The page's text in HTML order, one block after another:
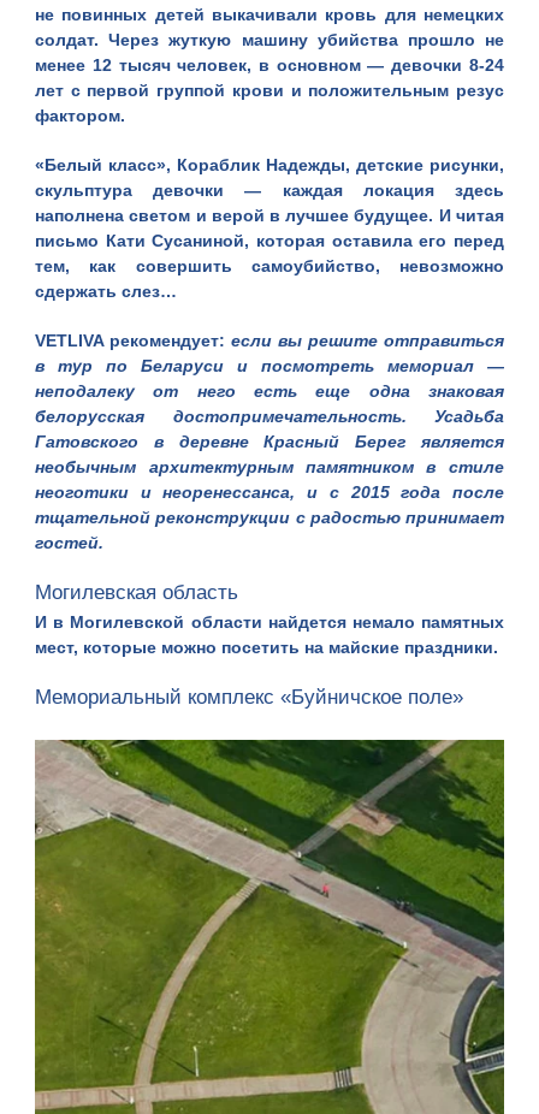
не повинных детей выкачивали кровь для немецких
солдат. Через жуткую машину убийства прошло не
менее 12 тысяч человек, в основном — девочки 8-24
лет с первой группой крови и положительным резус
фактором.
«Белый класс», Кораблик Надежды, детские рисунки,
скульптура девочки — каждая локация здесь
наполнена светом и верой в лучшее будущее. И читая
письмо Кати Сусаниной, которая оставила его перед
тем, как совершить самоубийство, невозможно
сдержать слез…
VETLIVA рекомендует:если вы решите отправиться
в тур по Беларуси и посмотреть мемориал —
неподалеку от него есть еще одна знаковая
белорусская достопримечательность. Усадьба
Гатовского в деревне Красный Берег является
необычным архитектурным памятником в стиле
неоготики и неоренессанса, и с 2015 года после
тщательной реконструкции с радостью принимает
гостей.
Могилевская область
И в Могилевской области найдется немало памятных
мест, которые можно посетить на майские праздники.
Мемориальный комплекс «Буйничское поле»